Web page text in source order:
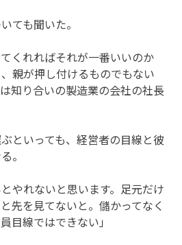
ても聞いた。
くれればそれが一番いいのか
親が押し付けるものでもない
知り合いの製造業の会社の社長
といっても、経営者の目線と彼
。
やれないと思います。足元だけ
先を見てないと。儲かってなく
目線ではできない」